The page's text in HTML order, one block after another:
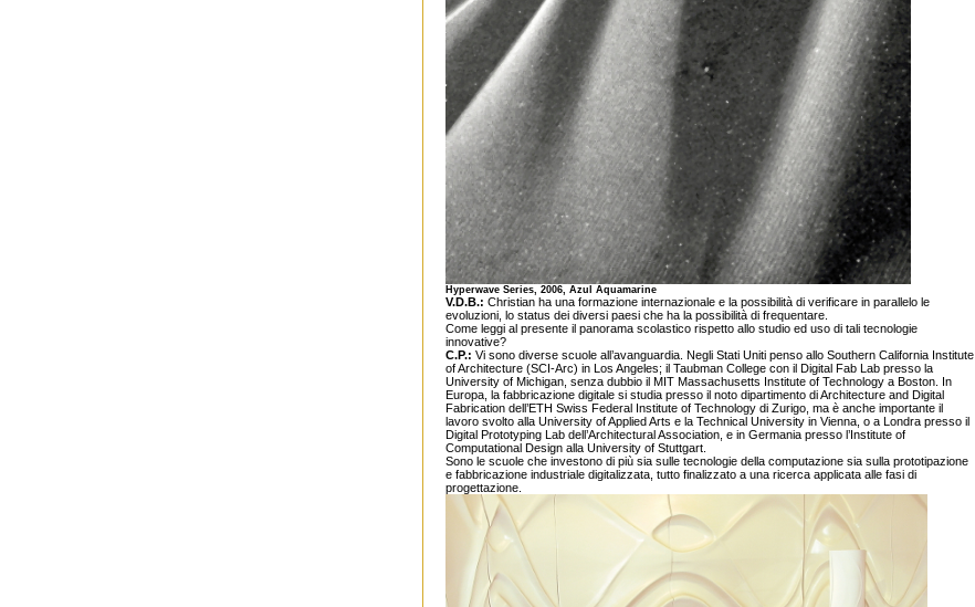
Hyperwave Series, 2006, Azul Aquamarine
V.D.B.: Christian ha una formazione internazionale e la possibilità di verificare in parallelo le
evoluzioni, lo status dei diversi paesi che ha la possibilità di frequentare.
Come leggi al presente il panorama scolastico rispetto allo studio ed uso di tali tecnologie
innovative?
C.P.: Vi sono diverse scuole all’avanguardia. Negli Stati Uniti penso allo Southern California Institute
of Architecture (SCI-Arc) in Los Angeles; il Taubman College con il Digital Fab Lab presso la
University of Michigan, senza dubbio il MIT Massachusetts Institute of Technology a Boston. In
Europa, la fabbricazione digitale si studia presso il noto dipartimento di Architecture and Digital
Fabrication dell’ETH Swiss Federal Institute of Technology di Zurigo, ma è anche importante il
lavoro svolto alla University of Applied Arts e la Technical University in Vienna, o a Londra presso il
Digital Prototyping Lab dell’Architectural Association, e in Germania presso l’Institute of
Computational Design alla University of Stuttgart.
Sono le scuole che investono di più sia sulle tecnologie della computazione sia sulla prototipazione
e fabbricazione industriale digitalizzata, tutto finalizzato a una ricerca applicata alle fasi di
progettazione.